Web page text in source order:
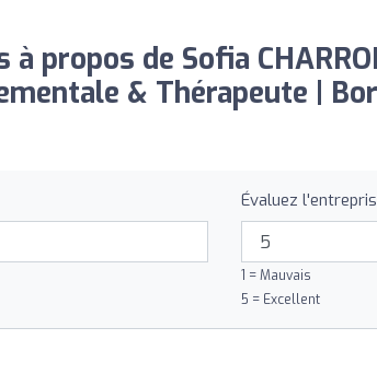
à propos de Sofia
& Thérapeute |
Évaluez
1 = Mauvais
5 = Excellent